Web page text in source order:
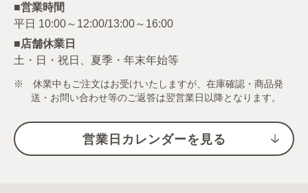
■営業時間
■店舗休業日
土・日・祝日、夏季・年末年始等
※ 休業中もご注文はお受けいたしますが、在庫確認・商品発
送・お問い合わせ等のご返答は翌営業日以降となります。
営業日カレンダーを見る